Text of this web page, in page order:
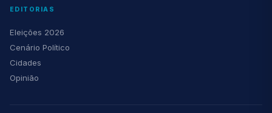
EDITORIAS
Eleições 2026
Cenário Político
Cidades
Opinião